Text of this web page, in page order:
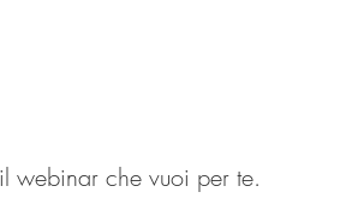
webinar che vuoi per te.